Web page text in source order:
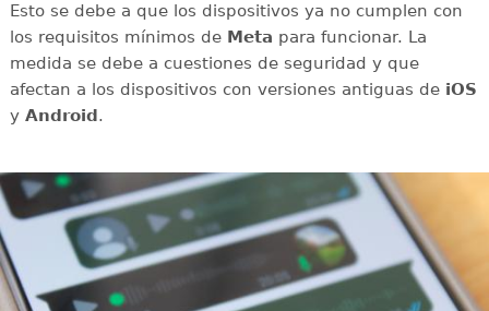
Esto se debe a que los dispositivos ya no cumplen con
los requisitos mínimos de Meta para funcionar. La
medida se debe a cuestiones de seguridad y que
afectan a los dispositivos con versiones antiguas deiOS
y Android.